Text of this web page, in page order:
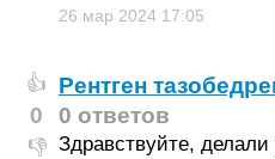
26 мар 2024 17:05
👍
0
👎
Рентген
0 ответов
Здравствуйте, делали